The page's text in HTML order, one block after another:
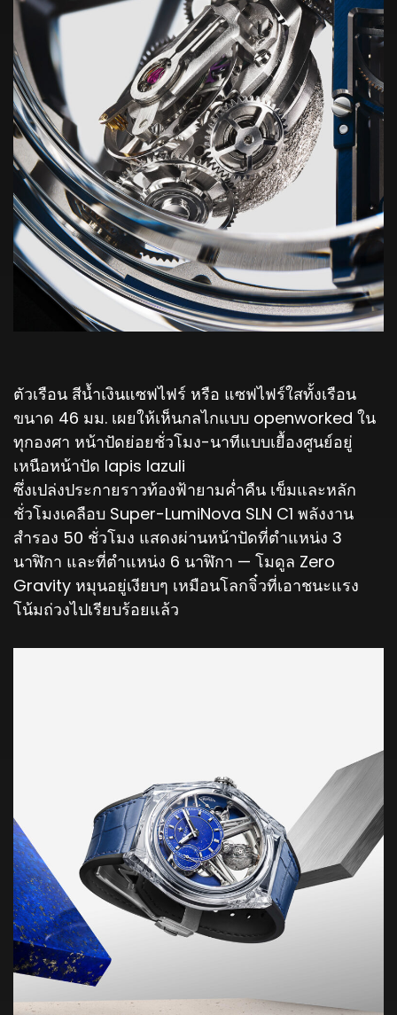
ตัวเรือน สีน้ำเงินแซฟไฟร์ หรือ แซฟไฟร์ใสทั้งเรือน
ขนาด 46 มม. เผยให้เห็นกลไกแบบ openworked ใน
ทุกองศา หน้าปัดย่อยชั่วโมง-นาทีแบบเยื้องศูนย์อยู่
เหนือหน้าปัด lapis lazuli
ซึ่งเปล่งประกายราวท้องฟ้ายามค่ำคืน เข็มและหลัก
ชั่วโมงเคลือบ Super-LumiNova SLN C1 พลังงาน
สำรอง 50 ชั่วโมง แสดงผ่านหน้าปัดที่ตำแหน่ง 3
นาฬิกา และที่ตำแหน่ง 6 นาฬิกา — โมดูล Zero
Gravity หมุนอยู่เงียบๆ เหมือนโลกจิ๋วที่เอาชนะแรง
โน้มถ่วงไปเรียบร้อยแล้ว